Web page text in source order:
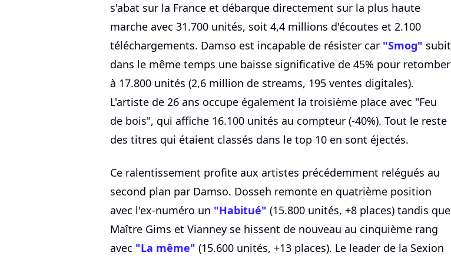
s'abat sur la France et débarque directement sur la plus haute
marche avec 31.700 unités, soit 4,4 millions d'écoutes et 2.100
téléchargements. Damso est incapable de résister car "Smog" subit
dans le même temps une baisse significative de 45% pour retomber
à 17.800 unités (2,6 million de streams, 195 ventes digitales).
L'artiste de 26 ans occupe également la troisième place avec "Feu
de bois", qui affiche 16.100 unités au compteur (-40%). Tout le reste
des titres qui étaient classés dans le top 10 en sont éjectés.
Ce ralentissement profite aux artistes précédemment relégués au
second plan par Damso. Dosseh remonte en quatrième position
avec l'ex-numéro un "Habitué" (15.800 unités, +8 places) tandis que
Maître Gims et Vianney se hissent de nouveau au cinquième rang
avec "La même" (15.600 unités, +13 places). Le leader de la Sexion